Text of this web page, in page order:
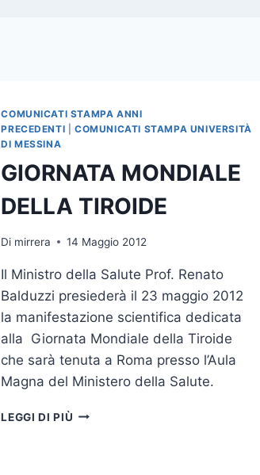
COMUNICATI STAMPA ANNI
PRECEDENTI |COMUNICATI STAMPA UNIVERSITÀ
DI MESSINA
GIORNATA MONDIALE
DELLA TIROIDE
Di mirrera 14 Maggio 2012
Il Ministro della Salute Prof. Renato
Balduzzi presiederà il 23 maggio 2012
la manifestazione scientifica dedicata
alla Giornata Mondiale della Tiroide
che sarà tenuta a Roma presso l’Aula
Magna del Ministero della Salute.
LEGGI DI PIÙ GIORNATA